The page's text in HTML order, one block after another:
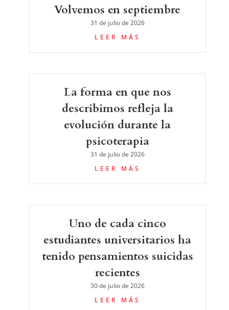
Volvemos en septiembre
31 de julio de 2026
LEER MÁS
La forma en que nos
describimos refleja la
evolución durante la
psicoterapia
31 de julio de 2026
LEER MÁS
Uno de cada cinco
estudiantes universitarios ha
tenido pensamientos suicidas
recientes
30 de julio de 2026
LEER MÁS